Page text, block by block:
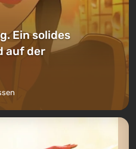
Ein solides
auf der